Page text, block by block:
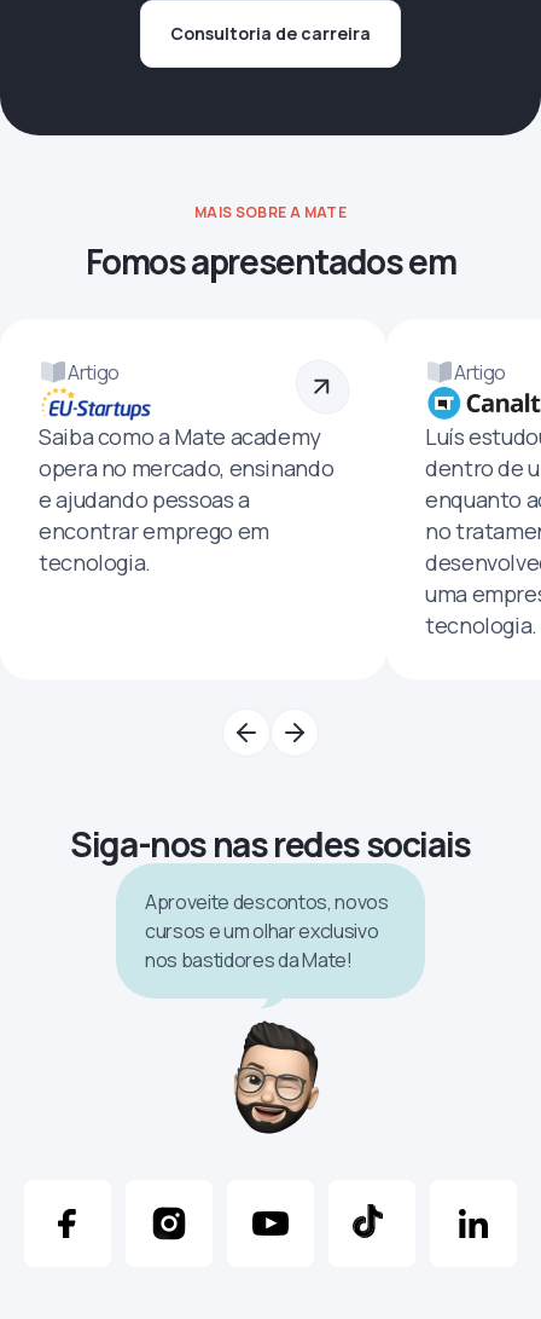
Consultoria de carreira
MAIS SOBRE A MATE
Fomos apresentados em
Artigo
Saiba como a Mate academy
opera no mercado, ensinando
e ajudando pessoas a
encontrar emprego em
tecnologia.
Artigo
Luís
dentro de
enquanto
no
uma
tecnologia.
Siga-nos nas redes sociais
Aproveite descontos, novos
cursos e um olhar exclusivo
nos bastidores da Mate!